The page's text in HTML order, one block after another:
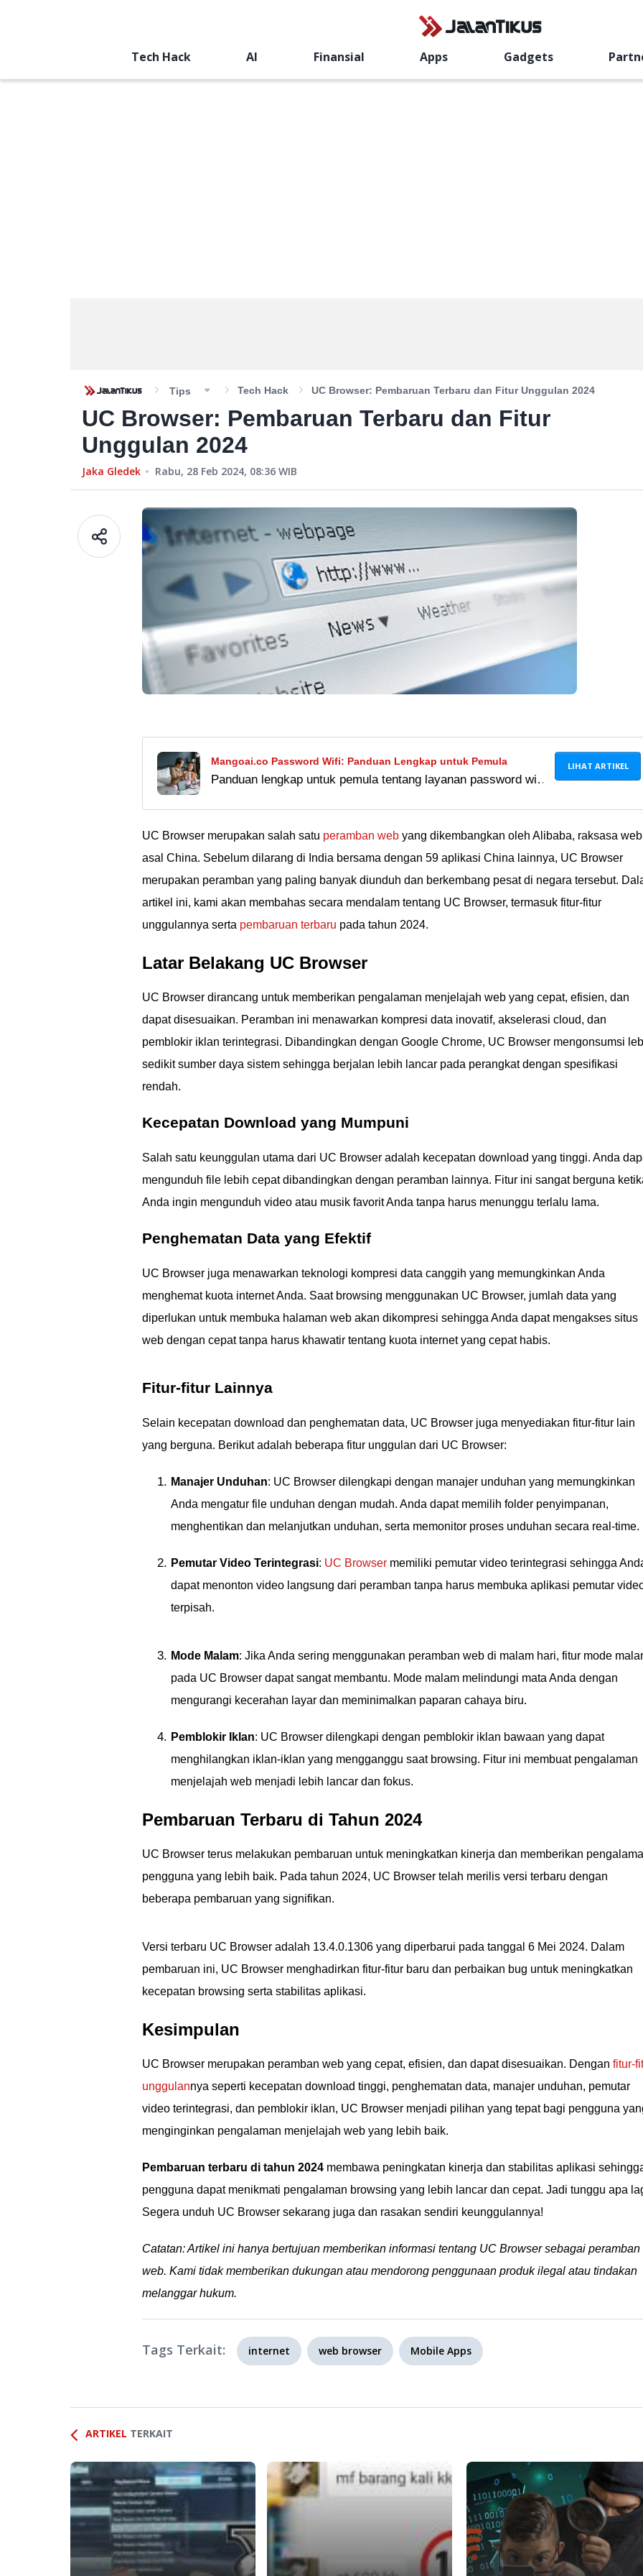
Tech Hack AI Finansial Apps Gadgets
Tips Tech Hack UC Browser: Pembaruan Terbaru dan Fitur Unggulan 2024
UC Browser: Pembaruan Terbaru dan Fitur
Unggulan 2024
Jaka Gledek Rabu, 28 Feb 2024, 08:36 WIB
Mangoai.co Password Wifi: Panduan Lengkap untuk Pemula
Panduan lengkap untuk pemula tentang layanan password wifi
mudah di sini.
LIHAT ARTIKEL
UC Browser merupakan salah satu peramban web yang dikembangkan oleh Alibaba, raksasa web
asal China. Sebelum dilarang di India bersama dengan 59 aplikasi China lainnya, UC Browser
merupakan peramban yang paling banyak diunduh dan berkembang pesat di negara tersebut.
artikel ini, kami akan membahas secara mendalam tentang UC Browser, termasuk fitur-fitur
unggulannya serta pembaruan terbaru pada tahun 2024.
Latar Belakang UC Browser
UC Browser dirancang untuk memberikan pengalaman menjelajah web yang cepat, efisien, dan
dapat disesuaikan. Peramban ini menawarkan kompresi data inovatif, akselerasi cloud, dan
pemblokir iklan terintegrasi. Dibandingkan dengan Google Chrome, UC Browser mengonsumsi
sedikit sumber daya sistem sehingga berjalan lebih lancar pada perangkat dengan spesifikasi
rendah.
Kecepatan Download yang Mumpuni
Salah satu keunggulan utama dari UC Browser adalah kecepatan download yang tinggi. Anda
mengunduh file lebih cepat dibandingkan dengan peramban lainnya. Fitur ini sangat berguna
Anda ingin mengunduh video atau musik favorit Anda tanpa harus menunggu terlalu lama.
Penghematan Data yang Efektif
UC Browser juga menawarkan teknologi kompresi data canggih yang memungkinkan Anda
menghemat kuota internet Anda. Saat browsing menggunakan UC Browser, jumlah data yang
diperlukan untuk membuka halaman web akan dikompresi sehingga Anda dapat mengakses situs
web dengan cepat tanpa harus khawatir tentang kuota internet yang cepat habis.
Fitur-fitur Lainnya
Selain kecepatan download dan penghematan data, UC Browser juga menyediakan fitur-fitur lain
yang berguna. Berikut adalah beberapa fitur unggulan dari UC Browser:
Manajer Unduhan: UC Browser dilengkapi dengan manajer unduhan yang memungkinkan
Anda mengatur file unduhan dengan mudah. Anda dapat memilih folder penyimpanan,
menghentikan dan melanjutkan unduhan, serta memonitor proses unduhan secara real-time.
Pemutar Video Terintegrasi: UC Browser memiliki pemutar video terintegrasi sehingga
dapat menonton video langsung dari peramban tanpa harus membuka aplikasi pemutar
terpisah.
Mode Malam: Jika Anda sering menggunakan peramban web di malam hari, fitur mode
pada UC Browser dapat sangat membantu. Mode malam melindungi mata Anda dengan
mengurangi kecerahan layar dan meminimalkan paparan cahaya biru.
Pemblokir Iklan: UC Browser dilengkapi dengan pemblokir iklan bawaan yang dapat
menghilangkan iklan-iklan yang mengganggu saat browsing. Fitur ini membuat pengalaman
menjelajah web menjadi lebih lancar dan fokus.
Pembaruan Terbaru di Tahun 2024
UC Browser terus melakukan pembaruan untuk meningkatkan kinerja dan memberikan
pengguna yang lebih baik. Pada tahun 2024, UC Browser telah merilis versi terbaru dengan
beberapa pembaruan yang signifikan.
Versi terbaru UC Browser adalah 13.4.0.1306 yang diperbarui pada tanggal 6 Mei 2024. Dalam
pembaruan ini, UC Browser menghadirkan fitur-fitur baru dan perbaikan bug untuk meningkatkan
kecepatan browsing serta stabilitas aplikasi.
Kesimpulan
UC Browser merupakan peramban web yang cepat, efisien, dan dapat disesuaikan. Dengan fitur-
unggulannya seperti kecepatan download tinggi, penghematan data, manajer unduhan, pemutar
video terintegrasi, dan pemblokir iklan, UC Browser menjadi pilihan yang tepat bagi pengguna
menginginkan pengalaman menjelajah web yang lebih baik.
Pembaruan terbaru di tahun 2024 membawa peningkatan kinerja dan stabilitas aplikasi
pengguna dapat menikmati pengalaman browsing yang lebih lancar dan cepat. Jadi tunggu apa
Segera unduh UC Browser sekarang juga dan rasakan sendiri keunggulannya!
Catatan: Artikel ini hanya bertujuan memberikan informasi tentang UC Browser sebagai peramban
web. Kami tidak memberikan dukungan atau mendorong penggunaan produk ilegal atau tindakan
melanggar hukum.
Tags Terkait: internet web browser Mobile Apps
ARTIKEL TERKAIT